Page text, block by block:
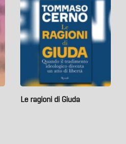
Le ragioni di Giuda